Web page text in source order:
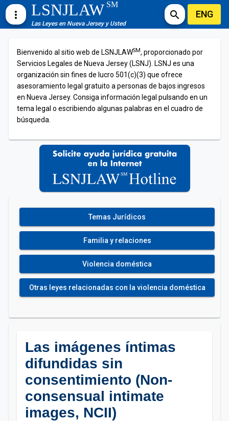
more_vert LSNJLAWSM
Las Leyes en Nueva Jersey y Usted
search ENG
Bienvenido al sitio web de LSNJLAWSM, proporcionado por
Servicios Legales de Nueva Jersey (LSNJ). LSNJ es una
organización sin fines de lucro 501(c)(3) que ofrece
asesoramiento legal gratuito a personas de bajos ingresos
en Nueva Jersey. Consiga información legal pulsando en un
tema legal o escribiendo algunas palabras en el cuadro de
búsqueda.
Temas Jurídicos
Familia y relaciones
Violencia doméstica
Otras leyes relacionadas con la violencia doméstica
Las imágenes íntimas
difundidas sin
consentimiento (Non-
consensual intimate
images, NCII)